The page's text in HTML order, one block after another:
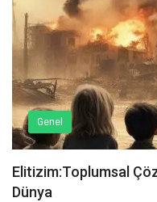
Genel
Elitizim:Toplumsal
Dünya